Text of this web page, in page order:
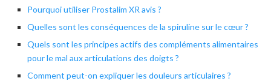
Pourquoi utiliser Prostalim XR avis ?
Quelles sont les conséquences de la spiruline sur le cœur ?
Quels sont les principes actifs des compléments alimentaires
pour le mal aux articulations des doigts ?
Comment peut-on expliquer les douleurs articulaires ?